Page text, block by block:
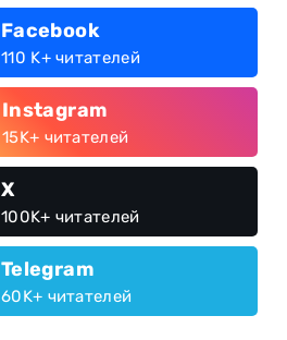
Facebook
110 K+ читателей
Instagram
15K+ читателей
X
100K+ читателей
Telegram
60K+ читателей